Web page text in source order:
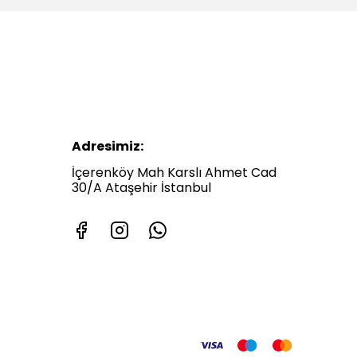
Adresimiz:
İçerenköy Mah Karslı Ahmet Cad
30/A Ataşehir İstanbul